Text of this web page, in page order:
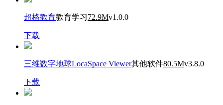
超格教育教育学习72.9Mv1.0.0
下载
三维数字地球LocaSpace Viewer其他软件80.5Mv3.8.0
下载